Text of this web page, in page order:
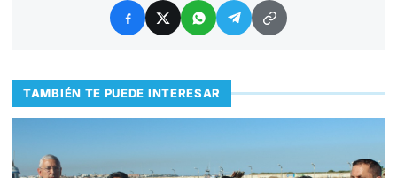
TAMBIÉN TE PUEDE INTERESAR